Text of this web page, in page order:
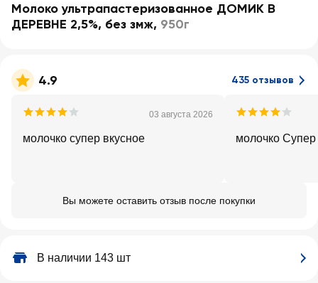
Молоко ультрапастеризованное ДОМИК В
ДЕРЕВНЕ 2,5%, без змж, 950г
4.9 435 отзывов
03 августа 2026
молочко супер вкусное молочко Супер
Вы можете оставить отзыв после покупки
В наличии 143 шт